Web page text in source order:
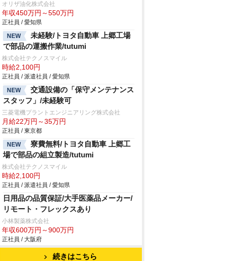
オリザ油化株式会社
年収450万円～550万円
正社員 / 愛知県
NEW
未経験/トヨタ自動車 上郷工場
で部品の運搬作業/tutumi
株式会社テクノスマイル
時給2,100円
正社員 / 派遣社員 / 愛知県
NEW
交通設備の「保守メンテナンス
スタッフ」/未経験可
三菱電機プラントエンジニアリング株式会社
月給22万円～35万円
正社員 / 東京都
NEW
寮費無料/トヨタ自動車 上郷工
場で部品の組立製造/tutumi
株式会社テクノスマイル
時給2,100円
正社員 / 派遣社員 / 愛知県
日用品の品質保証/大手医薬品メーカー/
リモート・フレックスあり
小林製薬株式会社
年収600万円～900万円
正社員 / 大阪府
続きはこちら